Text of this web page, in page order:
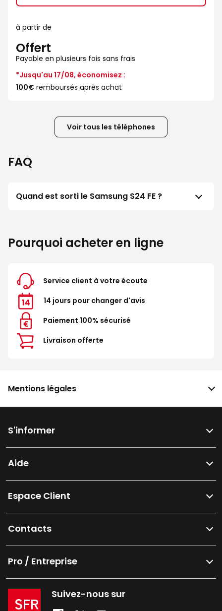
à partir de
Offert
Payable en plusieurs fois sans frais
*Jusqu'au 17/08, économisez :
100€ remboursés après achat
Voir tous les téléphones
FAQ
Quand est sorti le Samsung S24 FE ?
Pourquoi acheter en ligne
Service client à votre écoute
14 jours pour changer d'avis
Paiement 100% sécurisé
Livraison offerte
Mentions légales
S'informer
Aide
Espace Client
Contacts
Pro / Entreprise
Suivez-nous sur